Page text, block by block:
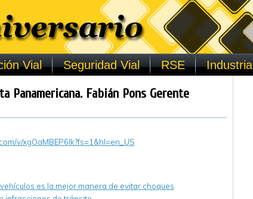
Vial Seguridad Vial RSE Industria
Fabián Pons Gerente
v/xgOaMBEP6Ik?fs=1&hl=en_US
es la mejor manera de evitar choques